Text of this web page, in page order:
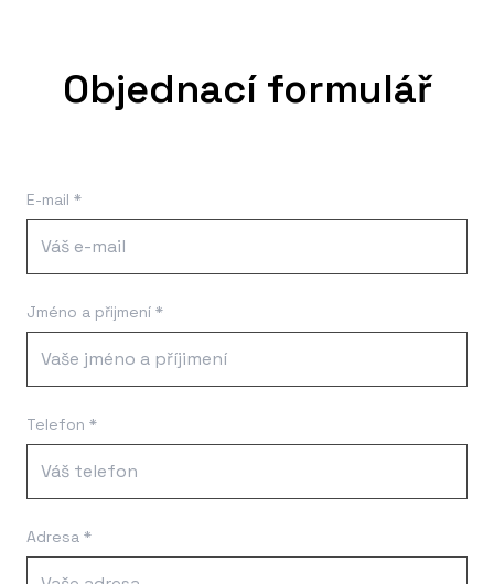
Objednací formulář
E-mail *
Jméno a přijmení *
Telefon *
Adresa *